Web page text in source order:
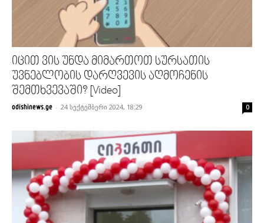
იცით ვის უნდა მიმართოთ სურსათის
უვნებლობის დარღვევის აღმოჩენის
შემთხვევაში? [Video]
odishinews.ge - 24 სექტემბერი 2024, 18:29 0